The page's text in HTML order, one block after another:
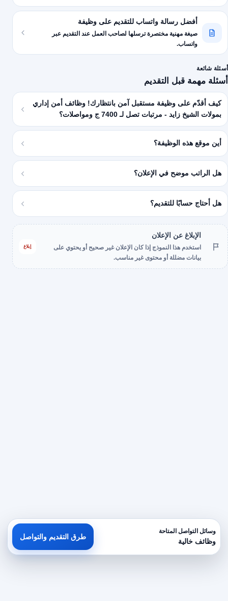
أفضل رسالة واتساب للتقديم على وظيفة
صيغة مهنية مختصرة ترسلها لصاحب العمل عند التقديم عبر
واتساب.
أسئلة شائعة
أسئلة مهمة قبل التقديم
كيف أقدّم على وظيفة مستقبل آمن بانتظارك! وظائف أمن إداري
بمولات الشيخ زايد - مرتبات تصل لـ 7400 ج ومواصلات؟
أين موقع هذه الوظيفة؟
هل الراتب موضح في الإعلان؟
هل أحتاج حسابًا للتقديم؟
الإبلاغ عن الإعلان
استخدم هذا النموذج إذا كان الإعلان غير صحيح أو يحتوي على
بيانات مضللة أو محتوى غير مناسب.
إبلاغ
وسائل التواصل المتاحة
وظائف خالية
طرق التقديم والتواصل